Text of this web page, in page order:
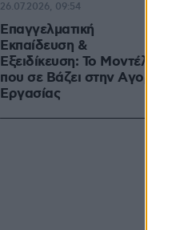
Επαγγελματική
Εκπαίδευση &
Εξειδίκευση: Το Mοντέλο
που σε Bάζει στην Aγορά
Eργασίας
26.07.2026, 09:54